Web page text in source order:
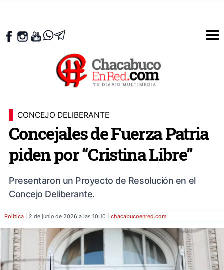
CONCEJO DELIBERANTE
Concejales de Fuerza Patria
piden por “Cristina Libre”
Presentaron un Proyecto de Resolución en el
Concejo Deliberante.
Política | 2 de junio de 2026 a las 10:10 | chacabucoenred.com